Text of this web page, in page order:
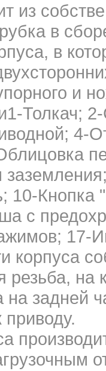
из
в
в
и
Толкач;
4-
10-
с
17-
корпуса
резьба, на
на задней
приводу.